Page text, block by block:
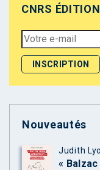
CNRS
Nouveautés
Judith
«